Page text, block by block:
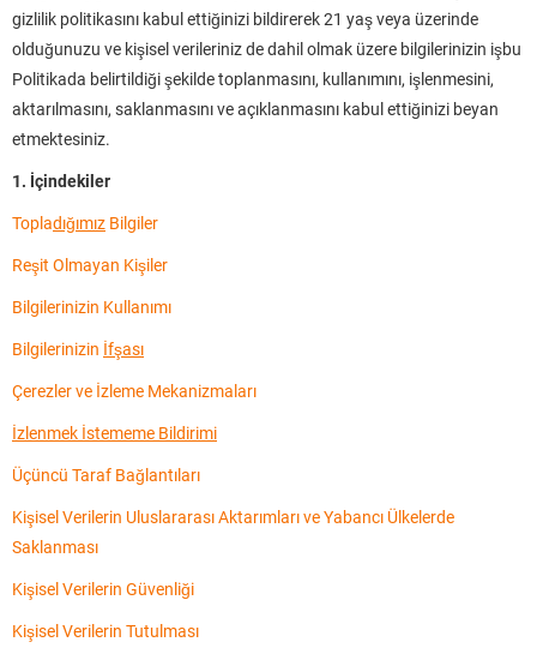
gizlilik politikasını kabul ettiğinizi bildirerek 21 yaş veya üzerinde
olduğunuzu ve kişisel verileriniz de dahil olmak üzere bilgilerinizin işbu
Politikada belirtildiği şekilde toplanmasını, kullanımını, işlenmesini,
aktarılmasını, saklanmasını ve açıklanmasını kabul ettiğinizi beyan
etmektesiniz.
1. İçindekiler
Topladığımız Bilgiler
Reşit Olmayan Kişiler
Bilgilerinizin Kullanımı
Bilgilerinizin İfşası
Çerezler ve İzleme Mekanizmaları
İzlenmek İstememe Bildirimi
Üçüncü Taraf Bağlantıları
Kişisel Verilerin Uluslararası Aktarımları ve Yabancı Ülkelerde
Saklanması
Kişisel Verilerin Güvenliği
Kişisel Verilerin Tutulması